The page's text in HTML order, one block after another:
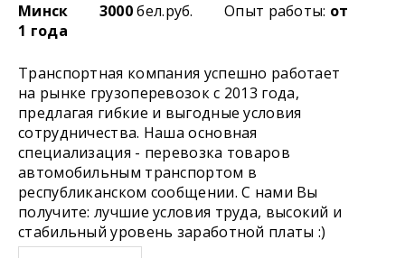
Минск 3000бел.руб. Опыт работы: от
1 года
Транспортная компания успешно работает
на рынке грузоперевозок с 2013 года,
предлагая гибкие и выгодные условия
сотрудничества. Наша основная
специализация - перевозка товаров
автомобильным транспортом в
республиканском сообщении. С нами Вы
получите: лучшие условия труда, высокий и
стабильный уровень заработной платы :)